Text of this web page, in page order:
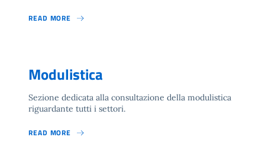
READ MORE
Modulistica
Sezione dedicata alla consultazione della modulistica
riguardante tutti i settori.
READ MORE